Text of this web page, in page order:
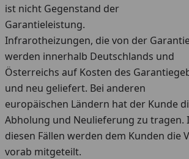
ist nicht Gegenstand der
Garantieleistung.
Infrarotheizungen, die von der
werden innerhalb Deutschlands und
Österreichs auf Kosten des
und neu geliefert. Bei anderen
europäischen Ländern hat der Kunde
Abholung und Neulieferung zu tragen.
diesen Fällen werden dem Kunden die
vorab mitgeteilt.